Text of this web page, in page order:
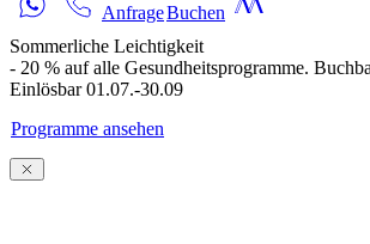
AnfrageBuchen
Sommerliche Leichtigkeit
- 20 % auf alle Gesundheitsprogramme.
Einlösbar 01.07.-30.09
Programme ansehen